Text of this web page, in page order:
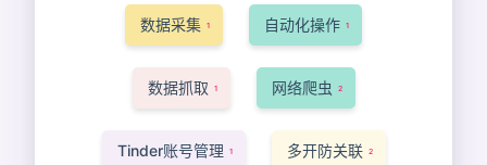
数据采集 1 自动化操作 1
数据抓取 1 网络爬虫 2
Tinder账号管理 1 多开防关联 2